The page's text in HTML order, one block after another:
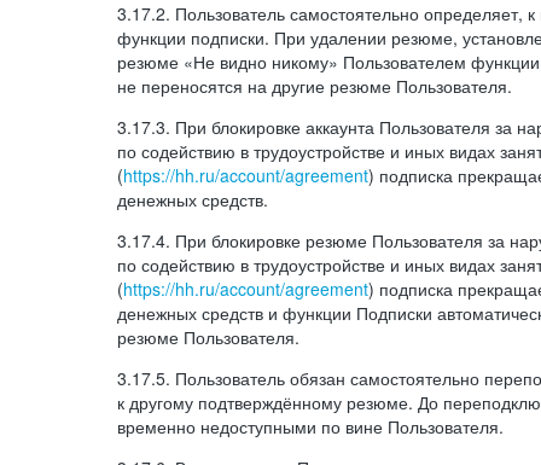
3.17.2. Пользователь самостоятельно определяет,
функции подписки. При удалении резюме,
резюме «Не видно никому» Пользователем функции
не переносятся на другие резюме Пользователя.
3.17.3. При блокировке аккаунта Пользователя за
по содействию в трудоустройстве и иных видах
(https://hh.ru/account/agreement) подписка
денежных средств.
3.17.4. При блокировке резюме Пользователя за
по содействию в трудоустройстве и иных видах
(https://hh.ru/account/agreement) подписка
денежных средств и функции Подписки
резюме Пользователя.
3.17.5. Пользователь обязан самостоятельно
к другому подтверждённому резюме. До
временно недоступными по вине Пользователя.